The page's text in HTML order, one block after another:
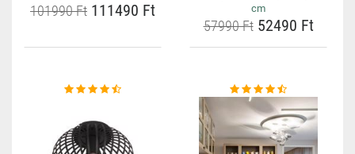
101990 Ft 111490 Ft
cm
57990 Ft52490 Ft